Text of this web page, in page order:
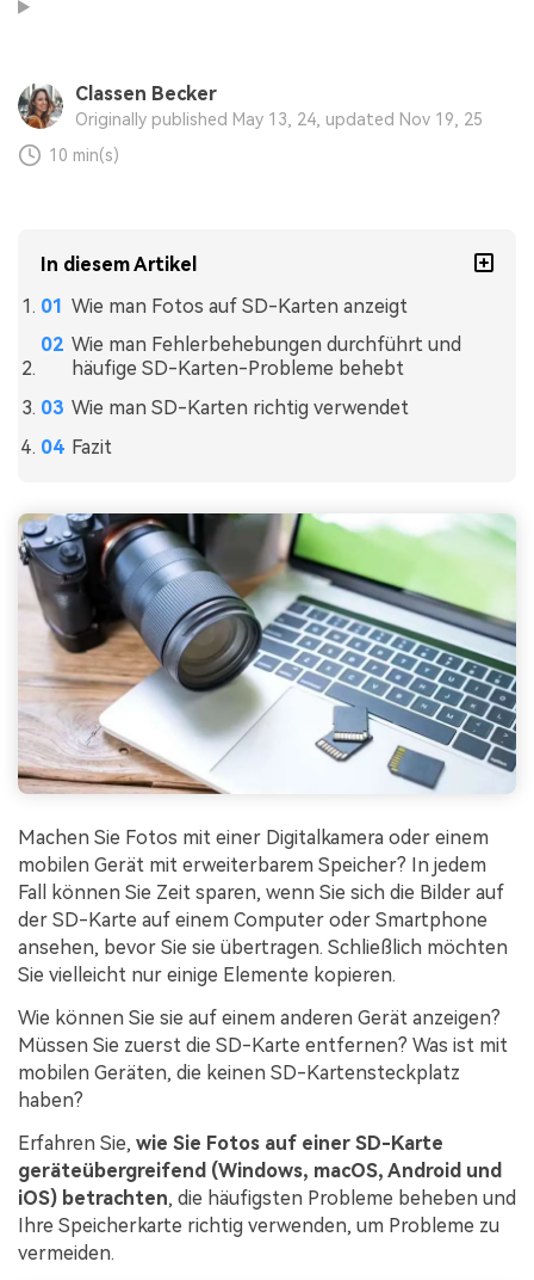
Classen Becker
Originally published May 13, 24, updated Nov 19, 25
10 min(s)
In diesem Artikel
Wie man Fotos auf SD-Karten anzeigt
Wie man Fehlerbehebungen durchführt und
häufige SD-Karten-Probleme behebt
Wie man SD-Karten richtig verwendet
Fazit
Machen Sie Fotos mit einer Digitalkamera oder einem
mobilen Gerät mit erweiterbarem Speicher? In jedem
Fall können Sie Zeit sparen, wenn Sie sich die Bilder auf
der SD-Karte auf einem Computer oder Smartphone
ansehen, bevor Sie sie übertragen. Schließlich möchten
Sie vielleicht nur einige Elemente kopieren.
Wie können Sie sie auf einem anderen Gerät anzeigen?
Müssen Sie zuerst die SD-Karte entfernen? Was ist mit
mobilen Geräten, die keinen SD-Kartensteckplatz
haben?
Erfahren Sie, wie Sie Fotos auf einer SD-Karte
geräteübergreifend (Windows, macOS, Android und
iOS) betrachten, die häufigsten Probleme beheben und
Ihre Speicherkarte richtig verwenden, um Probleme zu
vermeiden.